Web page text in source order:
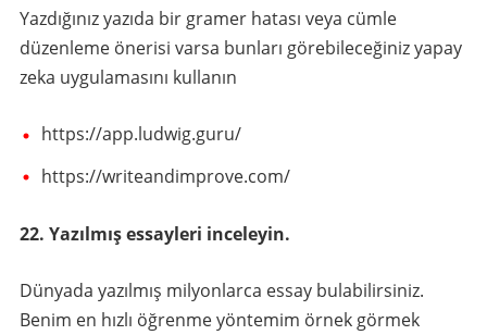
Yazdığınız yazıda bir gramer hatası veya cümle
düzenleme önerisi varsa bunları görebileceğiniz yapay
zeka uygulamasını kullanın
https://app.ludwig.guru/
https://writeandimprove.com/
22. Yazılmış essayleri inceleyin.
Dünyada yazılmış milyonlarca essay bulabilirsiniz.
Benim en hızlı öğrenme yöntemim örnek görmek